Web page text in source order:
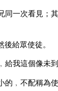
同一次看見；
給眾使徒。
給我這個像未
的﹐不配稱為